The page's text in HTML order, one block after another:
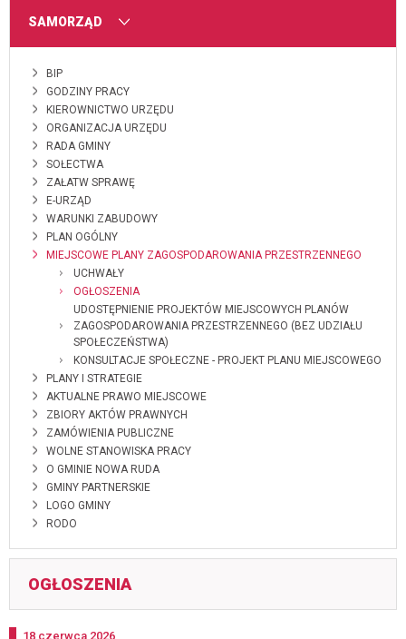
MENU
SAMORZĄD
BIP
GODZINY PRACY
KIEROWNICTWO URZĘDU
ORGANIZACJA URZĘDU
RADA GMINY
SOŁECTWA
ZAŁATW SPRAWĘ
E-URZĄD
WARUNKI ZABUDOWY
PLAN OGÓLNY
MIEJSCOWE PLANY ZAGOSPODAROWANIA PRZESTRZENNEGO
UCHWAŁY
OGŁOSZENIA
UDOSTĘPNIENIE PROJEKTÓW MIEJSCOWYCH PLANÓW
ZAGOSPODAROWANIA PRZESTRZENNEGO (BEZ UDZIAŁU
SPOŁECZEŃSTWA)
KONSULTACJE SPOŁECZNE - PROJEKT PLANU MIEJSCOWEGO
PLANY I STRATEGIE
AKTUALNE PRAWO MIEJSCOWE
ZBIORY AKTÓW PRAWNYCH
ZAMÓWIENIA PUBLICZNE
WOLNE STANOWISKA PRACY
O GMINIE NOWA RUDA
GMINY PARTNERSKIE
LOGO GMINY
RODO
OGŁOSZENIA
Dodano
18 czerwca 2026